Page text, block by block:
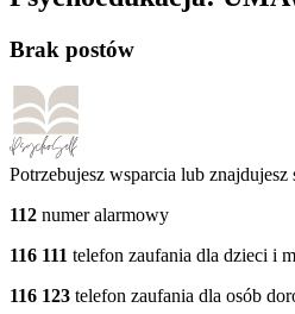
Brak postów
Potrzebujesz wsparcia lub
112 numer alarmowy
116 111 telefon zaufania dla dzieci i
116 123 telefon zaufania dla osób